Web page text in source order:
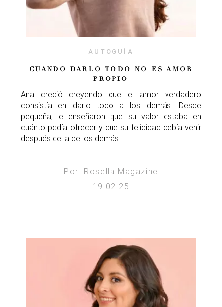
AUTOGUÍA
CUANDO DARLO TODO NO ES AMOR
PROPIO
Ana creció creyendo que el amor verdadero
consistía en darlo todo a los demás. Desde
pequeña, le enseñaron que su valor estaba en
cuánto podía ofrecer y que su felicidad debía venir
después de la de los demás.
Por: Rosella Magazine
19.02.25